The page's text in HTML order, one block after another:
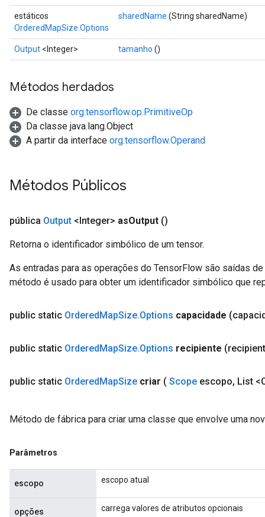
estáticos
OrderedMapSize.Options
sharedName (String sharedName)
Output <Integer> tamanho ()
Métodos herdados
De classe org.tensorflow.op.PrimitiveOp
Da classe java.lang.Object
A partir da interface org.tensorflow.Operand
Métodos Públicos
pública Output <Integer> asOutput ()
Retorna o identificador simbólico de um tensor.
As entradas para as operações do TensorFlow são saídas
método é usado para obter um identificador simbólico que
public static OrderedMapSize.Options capacidade
public static OrderedMapSize.Options recipiente
public static OrderedMapSize criar ( Scope escopo, List
Método de fábrica para criar uma classe que envolve uma
Parâmetros
escopo escopo atual
opções carrega valores de atributos opcionais